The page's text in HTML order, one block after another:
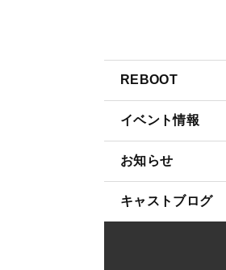
REBOOT
イベント情報
お知らせ
キャストブログ